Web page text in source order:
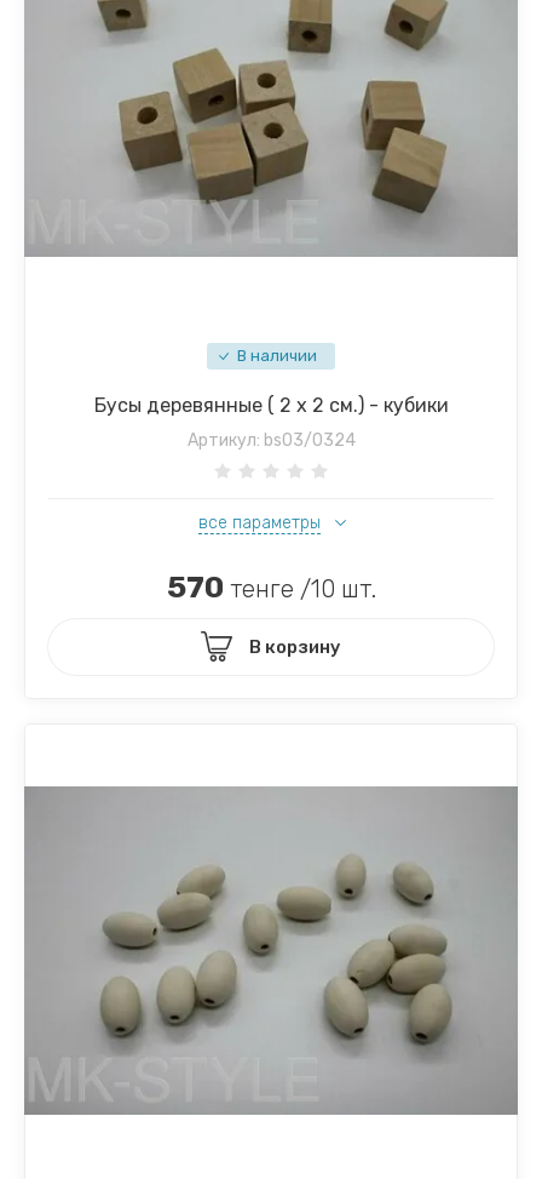
В наличии
Бусы деревянные ( 2 х 2 см.) - кубики
Артикул: bs03/0324
все параметры
570 тенге /10 шт.
В корзину